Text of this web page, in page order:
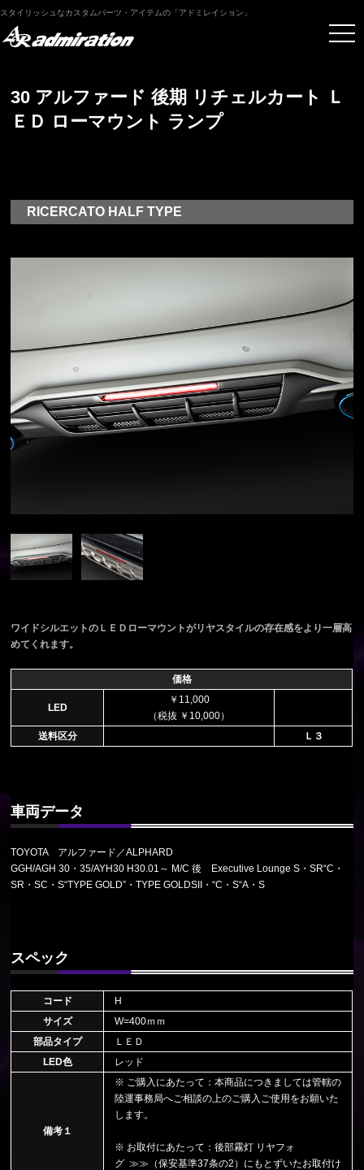
スタイリッシュなカスタムパーツ・アイテムの「アドミレイション」
30 アルファード 後期 リチェルカート Ｌ
ＥＤ ローマウント ランプ
RICERCATO HALF TYPE
ワイドシルエットのＬＥＤローマウントがリヤスタイルの存在感をより一層高
めてくれます。
価格
LED
￥11,000
（税抜 ￥10,000）
送料区分
Ｌ３
車両データ
TOYOTA アルファード／ALPHARD
GGH/AGH 30・35/AYH30 H30.01～ M/C 後 Executive Lounge S・SR“C・
SR・SC・S“TYPE GOLD”・TYPE GOLDSII・“C・S“A・S
スペック
コード
H
サイズ
W=400ｍｍ
部品タイプ
ＬＥＤ
LED色
レッド
備考１
※ ご購入にあたって：本商品につきましては管轄の
陸運事務局へご相談の上のご購入ご使用をお願いた
します。
※ お取付にあたって：後部霧灯 リヤフォ
グ ≫≫ （保安基準37条の2） にもとずいたお取付け